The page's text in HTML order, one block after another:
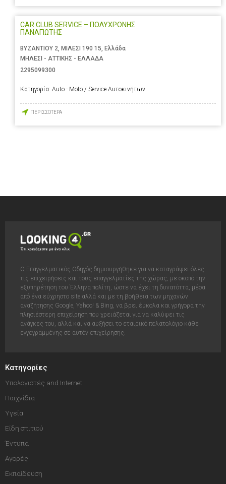
CAR CLUB SERVICE – ΠΟΛΥΧΡΟΝΗΣ
ΠΑΝΑΓΙΩΤΗΣ
ΒΥΖΑΝΤΙΟΥ 2, ΜΙΛΕΣΙ 190 15, Ελλάδα
ΜΗΛΕΣΙ - ΑΤΤΙΚΗΣ - ΕΛΛΑΔΑ
2295099300
Κατηγορία: Auto - Moto / Service Αυτοκινήτων
ΠΕΡΙΣΣΟΤΕΡΑ
Ο Επαγγελματικός Οδηγός δημιουργήθηκε για να καταγράψει όλες
τις επιχειρήσεις και τους επαγγελματίες της χώρας, με σκοπό την
εξυπηρέτηση του Έλληνα πολίτη, ώστε να έχει τη δυνατόττα, μέσα
από ένα εύχρηστο site αλλά και με τη βοήθεια των μηχανών
αναζήτησης Google, Yahoo! & Bing, να βρει έυκολα και γρήγορα την
πλησιέστερη επιχείρηση που χρειάζεται για να καλύψει τις
ανάγκες του, αλλά και να αυξήσει το εταιρικό πελατολόγιο κάθε
εγγεγραμμένης σε αυτόν επιχείρησης.
Κατηγορίες
Υπολογιστές and Internet
Παιχνίδια
Υγεία
Είδη σπιτιού
Έντυπα
Αγορές
Εκπαίδευση